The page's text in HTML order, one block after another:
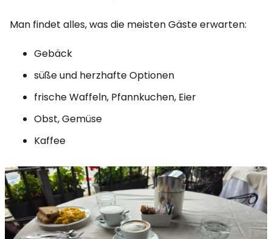
Man findet alles, was die meisten Gäste erwarten:
Gebäck
süße und herzhafte Optionen
frische Waffeln, Pfannkuchen, Eier
Obst, Gemüse
Kaffee